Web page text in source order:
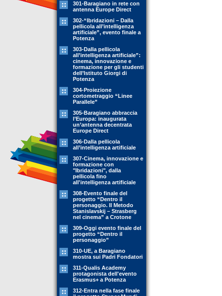
301-Baragiano in rete con
antenna Europe Direct
302-“Ibridazioni – Dalla
pellicola all’intelligenza
artificiale”, evento finale a
Potenza
303-Dalla pellicola
all’intelligenza artificiale”:
cinema, innovazione e
formazione per gli studenti
dell’Istituto Giorgi di
Potenza
304-Proiezione
cortometraggio “Linee
Parallele”
305-Baragiano abbraccia
l’Europa: inaugurata
un’antenna decentrata
Europe Direct
306-Dalla pellicola
all’intelligenza artificiale
307-Cinema, innovazione e
formazione con
"Ibridazioni", dalla
pellicola fino
all'intelligenza artificiale
308-Evento finale del
progetto “Dentro il
personaggio. Il Metodo
Stanislavskij – Strasberg
nel cinema” a Crotone
309-Oggi evento finale del
progetto “Dentro il
personaggio”
310-UE, a Baragiano
mostra sui Padri Fondatori
311-Qualis Academy
protagonista dell'evento
Erasmus+ a Potenza
312-Entra nella fase finale